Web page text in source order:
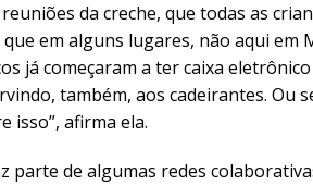
da creche, que todas as
que em alguns lugares, não aqui em
já começaram a ter caixa
também, aos cadeirantes. Ou
isso”, afirma ela.
parte de algumas redes